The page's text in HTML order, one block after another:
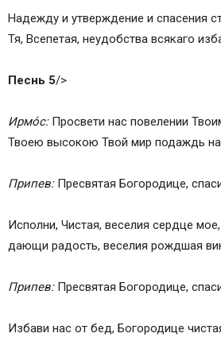
Надежду и утверждение и спасения
Тя, Всепетая, неудобства всякаго
Песнь 5/>
Ирмо́с:Просвети нас повелении
Твоею высокою Твой мир подaждь
Припев:Пресвятая Богородице,
Исполни, Чистая, веселия сердце
дающи радость, веселия рождшая
Припев:Пресвятая Богородице,
Избaви нас от бед, Богородице